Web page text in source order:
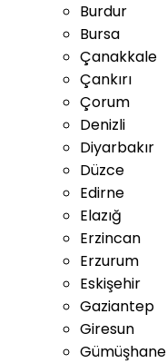
Burdur
Bursa
Çanakkale
Çankırı
Çorum
Denizli
Diyarbakır
Düzce
Edirne
Elazığ
Erzincan
Erzurum
Eskişehir
Gaziantep
Giresun
Gümüşhane